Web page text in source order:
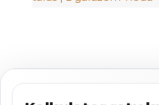
podziałem na część
Mieszkanie: